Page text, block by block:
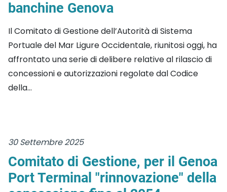
banchine Genova
Il Comitato di Gestione dell’Autorità di Sistema
Portuale del Mar Ligure Occidentale, riunitosi oggi, ha
affrontato una serie di delibere relative al rilascio di
concessioni e autorizzazioni regolate dal Codice
della...
30 Settembre 2025
Comitato di Gestione, per il Genoa
Port Terminal "rinnovazione" della